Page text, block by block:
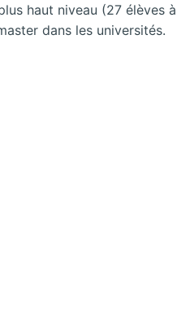
haut niveau (27 élèves
dans les universités.